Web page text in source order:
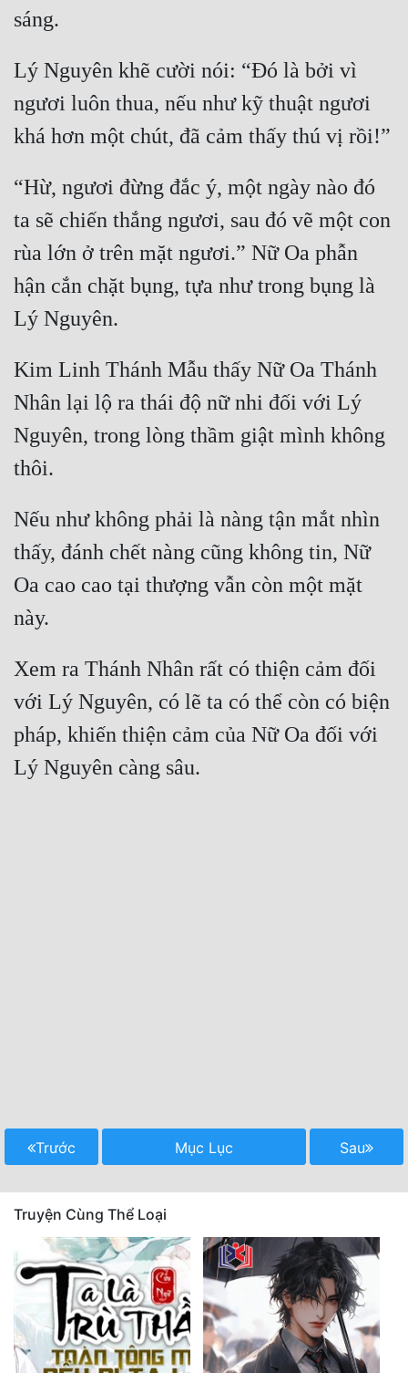
Lý Nguyên khẽ cười nói: “Đó là bởi vì
ngươi luôn thua, nếu như kỹ thuật ngươi
“Hừ, ngươi đừng đắc ý, một ngày nào đó
ta sẽ chiến thắng ngươi, sau đó vẽ một con
rùa lớn ở trên mặt ngươi.” Nữ Oa phẫn
hận cắn chặt bụng, tựa như trong bụng là
Kim Linh Thánh Mẫu thấy Nữ Oa Thánh
Nhân lại lộ ra thái độ nữ nhi đối với Lý
Nguyên, trong lòng thầm giật mình không
Nếu như không phải là nàng tận mắt nhìn
thấy, đánh chết nàng cũng không tin, Nữ
Oa cao cao tại thượng vẫn còn một mặt
Xem ra Thánh Nhân rất có thiện cảm đối
với Lý Nguyên, có lẽ ta có thể còn có biện
pháp, khiến thiện cảm của Nữ Oa đối với
Trước Mục Lục Sau
Truyện Cùng Thể Loại